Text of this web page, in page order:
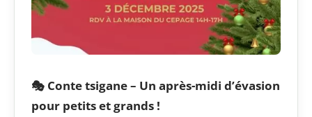
🎭 Conte tsigane – Un après-midi d’évasion
pour petits et grands !